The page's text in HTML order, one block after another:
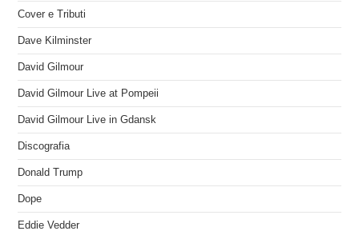
Cover e Tributi
Dave Kilminster
David Gilmour
David Gilmour Live at Pompeii
David Gilmour Live in Gdansk
Discografia
Donald Trump
Dope
Eddie Vedder